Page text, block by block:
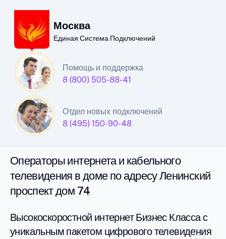
Москва
Единая Система Подключений
Помощь и поддержка
8 (800) 505-88-41
Отдел новых подключений
8 (495) 150-90-48
Единая Система
Подключений
интернета и кабельного
телевидения в Москве
Операторы интернета и кабельного
телевидения в доме по адресу Ленинский
проспект дом 74
Высокоскоростной интернет Бизнес Класса с
уникальным пакетом цифрового телевидения